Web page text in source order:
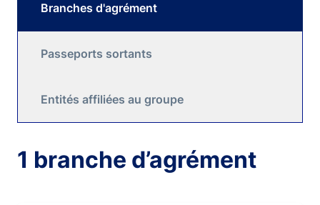
Branches d'agrément
Passeports sortants
Entités affiliées au groupe
1 branche d’agrément